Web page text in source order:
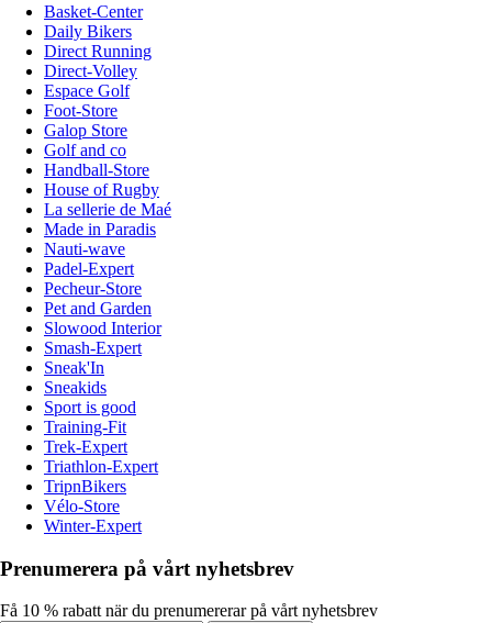
Basket-Center
Daily Bikers
Direct Running
Direct-Volley
Espace Golf
Foot-Store
Galop Store
Golf and co
Handball-Store
House of Rugby
La sellerie de Maé
Made in Paradis
Nauti-wave
Padel-Expert
Pecheur-Store
Pet and Garden
Slowood Interior
Smash-Expert
Sneak'In
Sneakids
Sport is good
Training-Fit
Trek-Expert
Triathlon-Expert
TripnBikers
Vélo-Store
Winter-Expert
Prenumerera på vårt nyhetsbrev
Få 10 % rabatt när du prenumererar på vårt nyhetsbrev